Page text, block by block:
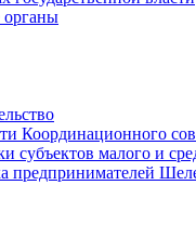
органы
Координационного
субъектов малого и
предпринимателей